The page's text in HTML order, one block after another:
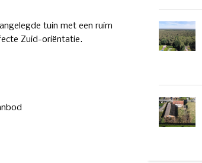
tuin met een ruim
Zuid-oriëntatie.